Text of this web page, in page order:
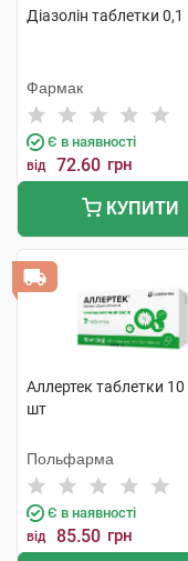
Діазолін таблетки
Фармак
Є в наявності
від 72.60 грн
КУПИТИ
Аллертек таблетки 10
шт
Польфарма
Є в наявності
від 85.50 грн